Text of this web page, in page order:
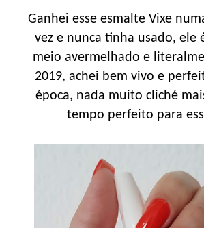
Ganhei esse esmalte Vixe
vez e nunca tinha usado, ele
meio avermelhado e
2019, achei bem vivo e
época, nada muito cliché
tempo perfeito para